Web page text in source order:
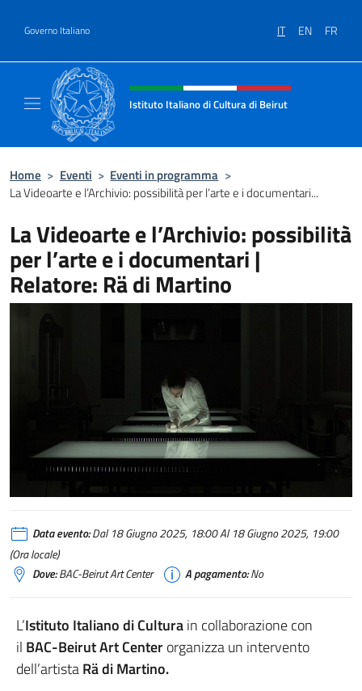
Governo Italiano IT EN FR
Intestazione sito, social e menù
Istituto Italiano di Cultura di Beirut
Home > Eventi > Eventi in programma >
La Videoarte e l’Archivio: possibilità per l’arte e i documentari...
La Videoarte e l’Archivio: possibilità
per l’arte e i documentari |
Relatore: Rä di Martino
Data evento:Dal 18 Giugno 2025, 18:00 Al 18 Giugno 2025, 19:00
(Ora locale)
Dove:BAC-Beirut Art Center A pagamento:No
L’Istituto Italiano di Culturain collaborazione con
il BAC-Beirut Art Centerorganizza un intervento
dell’artistaRä di Martino.